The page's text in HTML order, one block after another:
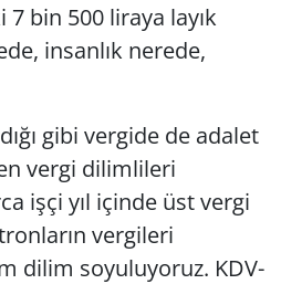
bin 500 liraya layık
insanlık nerede,
gibi vergide de adalet
vergi dilimlileri
işçi yıl içinde üst vergi
vergileri
dilim soyuluyoruz. KDV-